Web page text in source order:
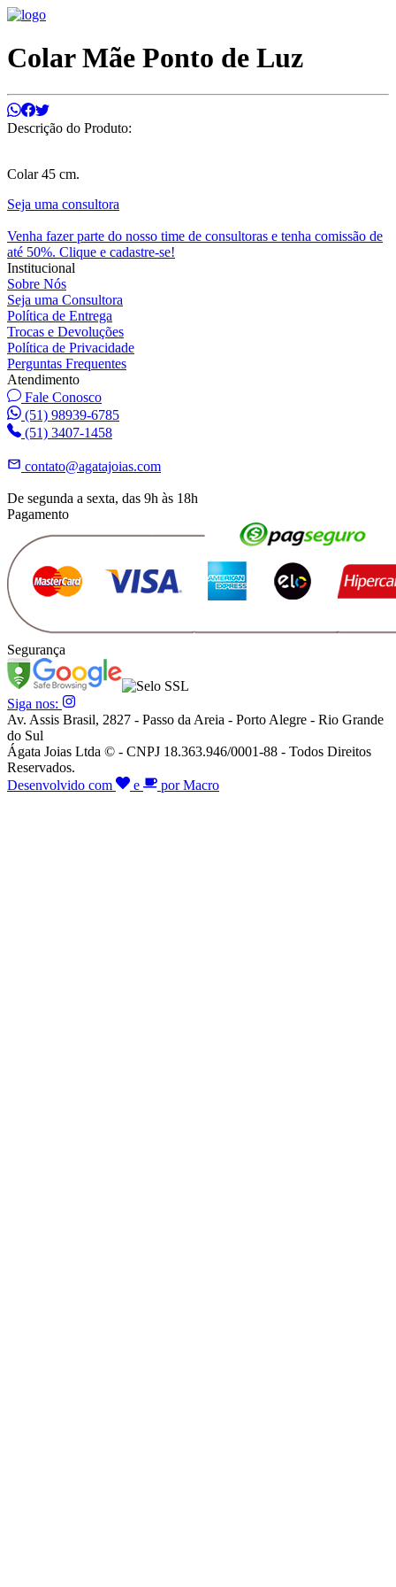
Colar Mãe Ponto de Luz
Descrição do Produto:
Colar 45 cm.
Seja uma consultora
Venha fazer parte do nosso time de consultoras e tenha comissão de
até 50%. Clique e cadastre-se!
Institucional
Sobre Nós
Seja uma Consultora
Política de Entrega
Trocas e Devoluções
Política de Privacidade
Perguntas Frequentes
Atendimento
Fale Conosco
(51) 98939-6785
(51) 3407-1458
contato@agatajoias.com
De segunda a sexta, das 9h às 18h
Pagamento
Segurança
Siga nos:
Av. Assis Brasil, 2827 - Passo da Areia - Porto Alegre - Rio Grande
do Sul
Ágata Joias Ltda © - CNPJ 18.363.946/0001-88 - Todos Direitos
Reservados.
Desenvolvido com
e por Macro